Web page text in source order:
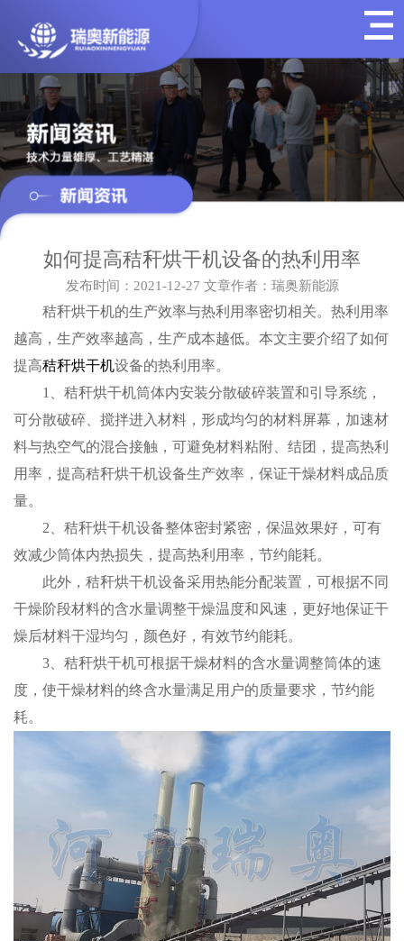
如何提高秸秆烘干机设备的热利用率
发布时间：2021-12-27 文章作者：瑞奥新能源
秸秆烘干机的生产效率与热利用率密切相关。热利用率
越高，生产效率越高，生产成本越低。本文主要介绍了如何
提高秸秆烘干机设备的热利用率。
1、秸秆烘干机筒体内安装分散破碎装置和引导系统，
可分散破碎、搅拌进入材料，形成均匀的材料屏幕，加速材
料与热空气的混合接触，可避免材料粘附、结团，提高热利
用率，提高秸秆烘干机设备生产效率，保证干燥材料成品质
量。
2、秸秆烘干机设备整体密封紧密，保温效果好，可有
效减少筒体内热损失，提高热利用率，节约能耗。
此外，秸秆烘干机设备采用热能分配装置，可根据不同
干燥阶段材料的含水量调整干燥温度和风速，更好地保证干
燥后材料干湿均匀，颜色好，有效节约能耗。
3、秸秆烘干机可根据干燥材料的含水量调整筒体的速
度，使干燥材料的终含水量满足用户的质量要求，节约能
耗。